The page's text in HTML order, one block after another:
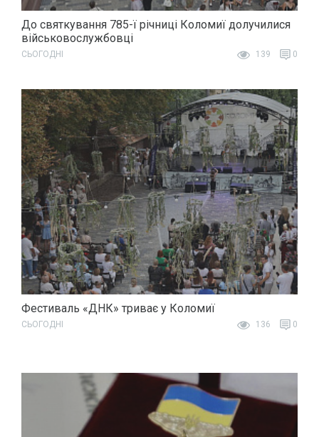
До святкування 785-ї річниці Коломиї долучилися
військовослужбовці
СЬОГОДНІ 139 0
Фестиваль «ДНК» триває у Коломиї
СЬОГОДНІ 136 0